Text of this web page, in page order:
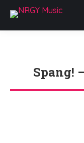
Spang!